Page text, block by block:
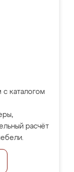
каталогом
расчёт